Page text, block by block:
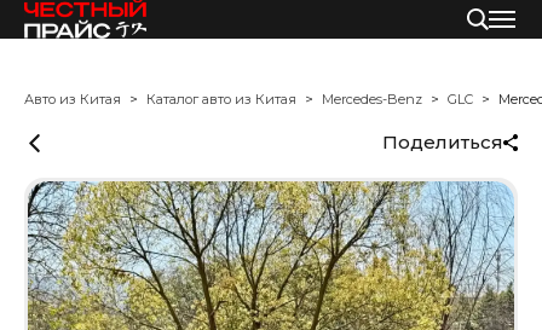
Авто из Китая Каталог авто из Китая Mercedes-Benz GLC
Поделиться